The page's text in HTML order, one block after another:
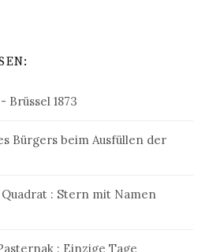
Brüssel 1873
Bürgers beim Ausfüllen der
: Stern mit Namen
: Einzige Tage